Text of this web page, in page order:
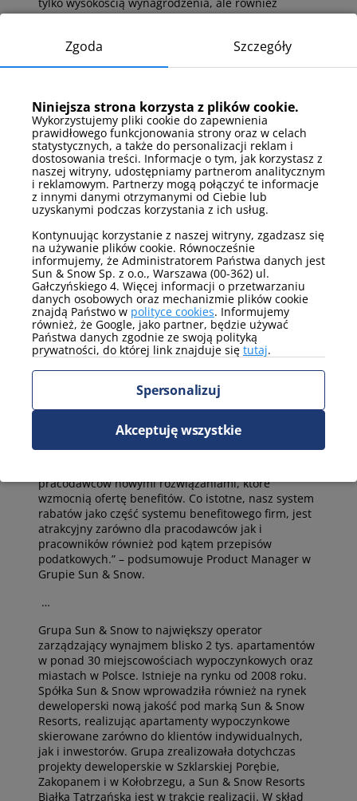
atmosferą czy dodatkowymi korzyściami, jakie
zmienia się rynek świadczeń pozapłacowych mówi
badanie przeprowadzone przy okazji raportu
badania 76,6% pracowników jest skłonnych
do współfinansowania benefitów w zamian
za poszerzenie oferty i odsetek ten rokrocznie
rośnie. Oznacza to coraz większą świadomość
pracowników i nowe wyzwania dla pracodawców. To
jest też pośrednio odpowiedź na tak pozytywny
odbiór naszej oferty przez rynek” – dodała Mariola
Skorupa.
Rynek pracy zmienia się również z powodów
demograficznych. Obecnie prawie 30% pracowników
to tzw. millenialsi, a już w 2020 będzie ich ponad
50%. Zdaniem specjalistów, pracownicy będą
oczekiwać świadczeń pozapłacowych
dostosowanych indywidualnie do ich preferencji.
Zmienia to klasyczne podejście pracodawców do
oferowanych benefitów oraz wymaga elastycznego
„Trend, w którym pracownicy oczekują elastycznego,
dostosowanego do zmieniających się potrzeb
systemu benefitów będzie w przyszłości kluczowy
dla firm w zatrzymaniu najlepszych pracowników i
pozyskaniu nowych. Wraz ze zbliżającym się końcem
pracodawców nowymi rozwiązaniami, które
wzmocnią ofertę benefitów. Co istotne, nasz system
rabatów jako część systemu benefitowego firm, jest
atrakcyjny zarówno dla pracodawców jak i
pracowników również pod kątem przepisów
podatkowych.” – podsumowuje Product Manager w
Grupie Sun & Snow.
…
Grupa Sun & Snow to największy operator
zarządzający wynajmem blisko 2 tys. apartamentów
w ponad 30 miejscowościach wypoczynkowych oraz
miastach w Polsce. Istnieje na rynku od 2008 roku.
Spółka Sun & Snow wprowadziła również na rynek
deweloperski nową jakość pod marką Sun & Snow
Resorts, realizując apartamenty wypoczynkowe
skierowane zarówno do klientów indywidualnych,
jak i inwestorów. Grupa zrealizowała dotychczas
projekty deweloperskie w Szklarskiej Porębie,
Zakopanem i w Kołobrzegu, a Sun & Snow Resorts
Białka Tatrzańska jest w trakcie realizacji. W skład
Zgoda Szczegóły
Niniejsza strona korzysta z plików cookie.
Wykorzystujemy pliki cookie do zapewnienia
prawidłowego funkcjonowania strony oraz w celach
statystycznych, a także do personalizacji reklam i
dostosowania treści. Informacje o tym, jak korzystasz z
naszej witryny, udostępniamy partnerom analitycznym
i reklamowym. Partnerzy mogą połączyć te informacje
z innymi danymi otrzymanymi od Ciebie lub
uzyskanymi podczas korzystania z ich usług.
Kontynuując korzystanie z naszej witryny, zgadzasz się
na używanie plików cookie. Równocześnie
informujemy, że Administratorem Państwa danych jest
Sun & Snow Sp. z o.o., Warszawa (00-362) ul.
Gałczyńskiego 4. Więcej informacji o przetwarzaniu
danych osobowych oraz mechanizmie plików cookie
znajdą Państwo w polityce cookies. Informujemy
również, że Google, jako partner, będzie używać
Państwa danych zgodnie ze swoją polityką
prywatności, do której link znajduje się tutaj.
Spersonalizuj
Akceptuję wszystkie